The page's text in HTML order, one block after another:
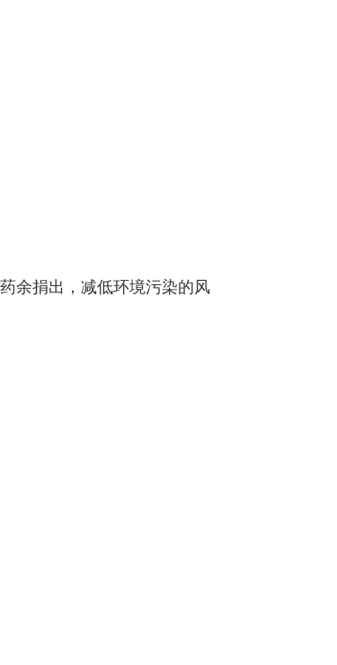
余捐出，减低环境污染的风